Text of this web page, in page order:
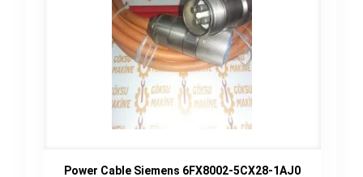
Power Cable Siemens 6FX8002-5CX28-1AJ0